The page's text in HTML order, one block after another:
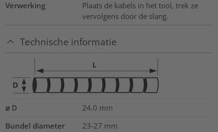
Verwerking
Plaats de kabels in het tool, trek ze
vervolgens door de slang.
Technische informatie
⌀ D 24.0 mm
Bundel diameter
23-27 mm